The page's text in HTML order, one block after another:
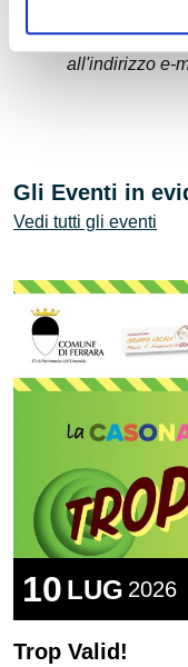
Le Carte
aggiornamento -
all'indirizzo e-
Gli Eventi in
Vedi tutti gli eventi
10 LUG 2026
Trop Valid!